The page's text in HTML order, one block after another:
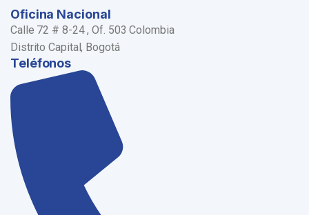
Oficina Nacional
Calle 72 # 8-24 , Of. 503 Colombia
Distrito Capital, Bogotá
Teléfonos